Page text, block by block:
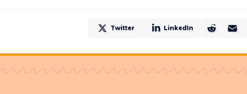
Twitter LinkedIn